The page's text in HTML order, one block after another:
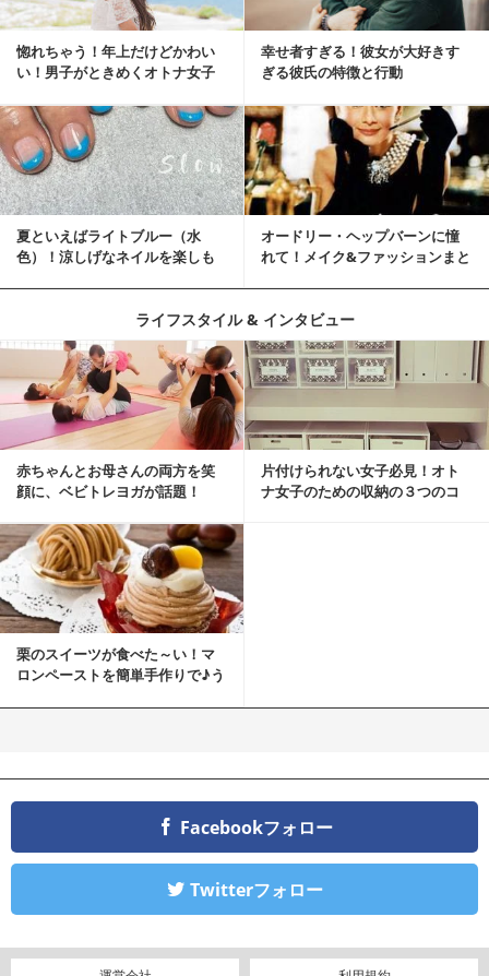
惚れちゃう！年上だけどかわい
い！男子がときめくオトナ女子
幸せ者すぎる！彼女が大好きす
ぎる彼氏の特徴と行動
夏といえばライトブルー（水
色）！涼しげなネイルを楽しも
オードリー・ヘップバーンに憧
れて！メイク&ファッションまと
ライフスタイル & インタビュー
赤ちゃんとお母さんの両方を笑
顔に、ベビトレヨガが話題！
片付けられない女子必見！オト
ナ女子のための収納の３つのコ
栗のスイーツが食べた～い！マ
ロンペーストを簡単手作りで♪う
Facebookフォロー
Twitterフォロー